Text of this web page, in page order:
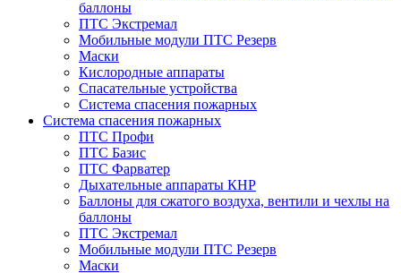
баллоны
ПТС Экстремал
Мобильные модули ПТС Резерв
Маски
Кислородные аппараты
Спасательные устройства
Система спасения пожарных
Система спасения пожарных
ПТС Профи
ПТС Базис
ПТС Фарватер
Дыхательные аппараты КНР
Баллоны для сжатого воздуха, вентили и чехлы на
баллоны
ПТС Экстремал
Мобильные модули ПТС Резерв
Маски